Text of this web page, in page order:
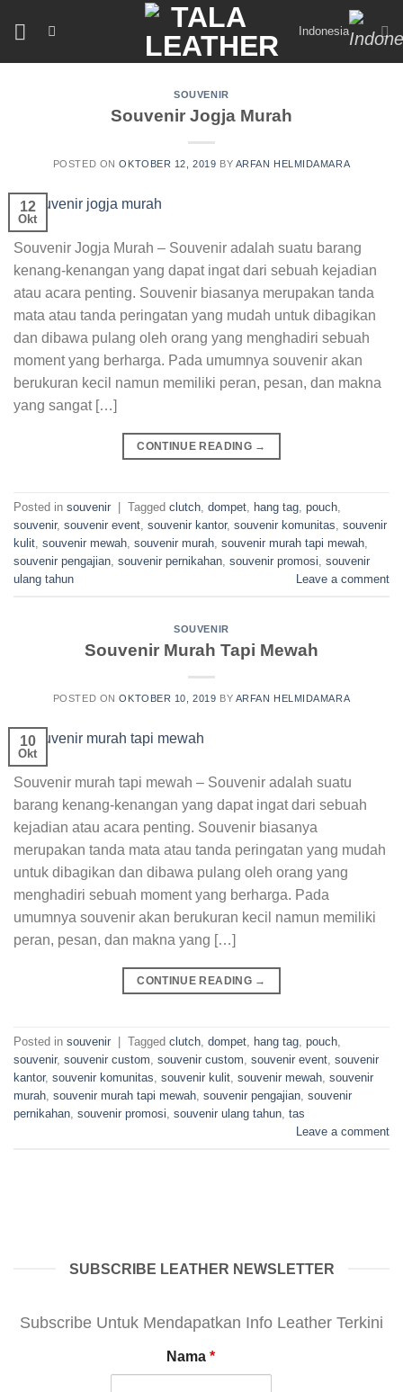
Indonesia
SOUVENIR
Souvenir Jogja Murah
POSTED ONOKTOBER 12, 2019 BY ARFAN HELMIDAMARA
12
Okt
Souvenir Jogja Murah – Souvenir adalah suatu barang
kenang-kenangan yang dapat ingat dari sebuah kejadian
atau acara penting. Souvenir biasanya merupakan tanda
mata atau tanda peringatan yang mudah untuk dibagikan
dan dibawa pulang oleh orang yang menghadiri sebuah
moment yang berharga. Pada umumnya souvenir akan
berukuran kecil namun memiliki peran, pesan, dan makna
yang sangat […]
CONTINUE READING →
Posted in souvenir Tagged clutch, dompet, hang tag, pouch,
souvenir, souvenir event, souvenir kantor, souvenir komunitas, souvenir
kulit, souvenir mewah, souvenir murah, souvenir murah tapi mewah,
souvenir pengajian, souvenir pernikahan, souvenir promosi, souvenir
ulang tahun
Leave a comment
SOUVENIR
Souvenir Murah Tapi Mewah
POSTED ONOKTOBER 10, 2019 BY ARFAN HELMIDAMARA
10
Okt
Souvenir murah tapi mewah – Souvenir adalah suatu
barang kenang-kenangan yang dapat ingat dari sebuah
kejadian atau acara penting. Souvenir biasanya
merupakan tanda mata atau tanda peringatan yang mudah
untuk dibagikan dan dibawa pulang oleh orang yang
menghadiri sebuah moment yang berharga. Pada
umumnya souvenir akan berukuran kecil namun memiliki
peran, pesan, dan makna yang […]
CONTINUE READING →
Posted in souvenir Tagged clutch, dompet, hang tag, pouch,
souvenir, souvenir custom, souvenir custom, souvenir event, souvenir
kantor, souvenir komunitas, souvenir kulit, souvenir mewah, souvenir
murah, souvenir murah tapi mewah, souvenir pengajian, souvenir
pernikahan, souvenir promosi, souvenir ulang tahun, tas
Leave a comment
SUBSCRIBE LEATHER NEWSLETTER
Subscribe Untuk Mendapatkan Info Leather Terkini
Nama *